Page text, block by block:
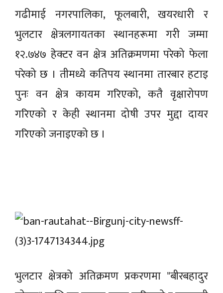
गढीमाई नगरपालिका, फूलबारी, खयरधारी र
भुलटार क्षेत्रलगायतका स्थानहरूमा गरी जम्मा
१२.७४७ हेक्टर वन क्षेत्र अतिक्रमणमा परेको फेला
परेको छ । तीमध्ये कतिपय स्थानमा तारबार हटाइ
पुनः वन क्षेत्र कायम गरिएको, कतै वृक्षारोपण
गरिएको र केही स्थानमा दोषी उपर मुद्दा दायर
गरिएको जनाइएको छ ।
भुलटार क्षेत्रको अतिक्रमण प्रकरणमा "बीरबहादुर